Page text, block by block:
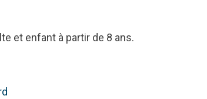
et enfant à partir de 8 ans.